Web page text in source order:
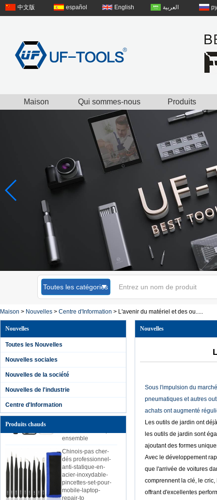
中文版 español English العربية
Maison Qui sommes-nous Produits
Toutes les catégories
Maison > Nouvelles > Centre d'Information > L'avenir du matériel et des ou.....
Nouvelles
Toutes les Nouvelles
Nouvelles sociales
Nouvelles de la société
Nouvelles de l'industrie
Centre d'Information
Produits chauds
magnétique
Kingsdun 12pcs Set
portable
Kingsdun 2019
bricolage téléphone
au lithium charge
ensemble
Chinois-pas cher-
dés professionnel-
anti-statique-en-
acier-inoxydable-
pincettes-set-pour-
mobile-laptop-
repair-to
Nouvelles
Sous l'impulsion du
pneumatiques et autres
achats ont augmenté
Les outils de jardin ont
les outils de jardin sont
ajoutant des formes
Avec le développement
que l'arrivée de voitures
comprennent la clé, le
offrant d'excellentes